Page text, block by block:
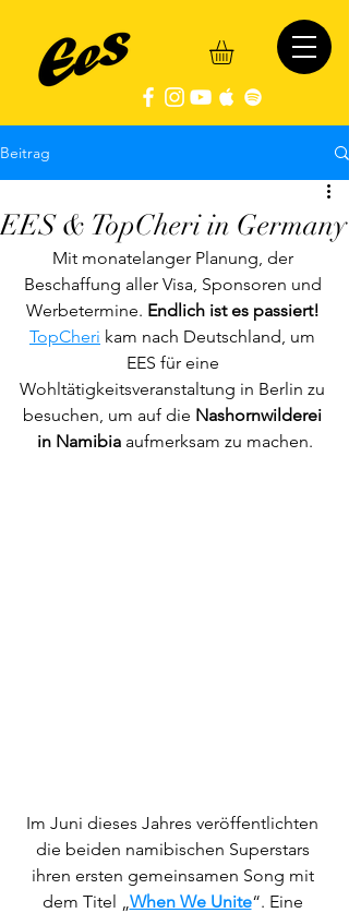
Beitrag
EES & TopCheri in Germany
Mit monatelanger Planung, der
Beschaffung aller Visa, Sponsoren und
Werbetermine. Endlich ist es passiert!
TopCheri kam nach Deutschland, um
EES für eine
Wohltätigkeitsveranstaltung in Berlin zu
besuchen, um auf die Nashornwilderei
in Namibia aufmerksam zu machen.
Im Juni dieses Jahres veröffentlichten
die beiden namibischen Superstars
ihren ersten gemeinsamen Song mit
dem Titel „ When We Unite“. Eine